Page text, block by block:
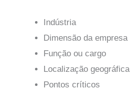
Indústria
Dimensão da empresa
Função ou cargo
Localização geográfica
Pontos críticos